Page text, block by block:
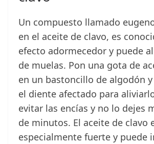
Un compuesto llamado
en el aceite de clavo, es
efecto adormecedor y puede
de muelas. Pon una gota de
en un bastoncillo de algodón
el diente afectado para
evitar las encías y no lo dejes
de minutos. El aceite de clavo
especialmente fuerte y puede